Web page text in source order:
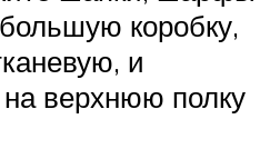
коробку,
и
на верхнюю полку